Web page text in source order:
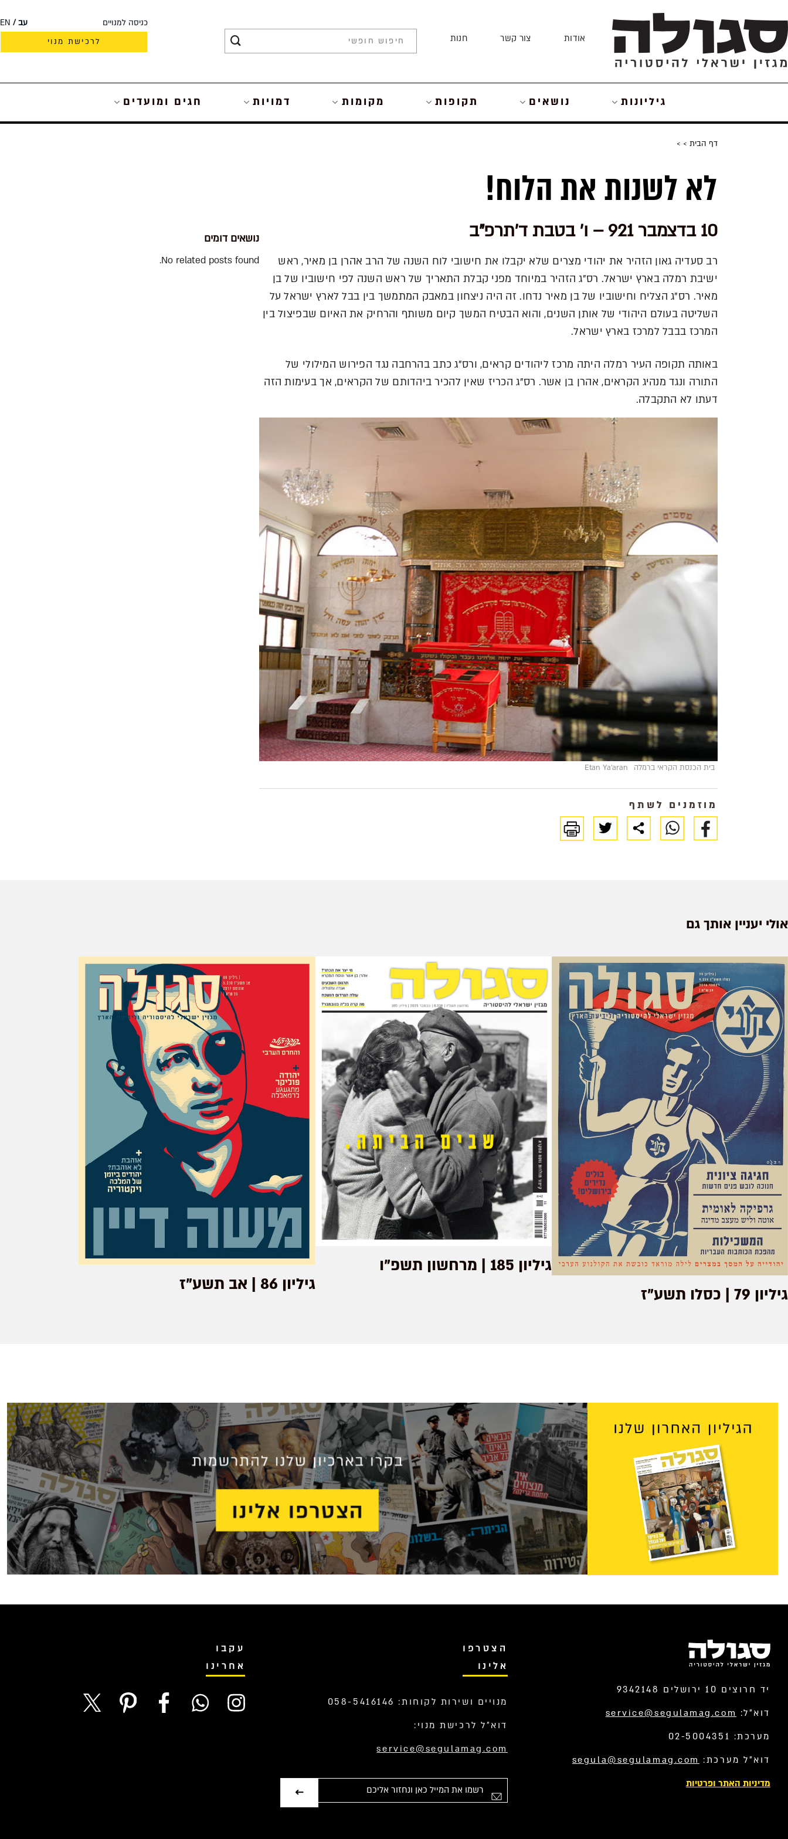
to
content
אודות צור קשר חנות
כניסה למנויים עב
EN
לרכישת מנוי
גיליונות נושאים תקופות מקומות דמויות חגים ומועדים
דף הבית >
>
לא לשנות את הלוח!
10 בדצמבר 921 – ו' בטבת ד'תרפ"ב
רב סעדיה גאון הזהיר את יהודי מצרים שלא יקבלו את חישובי לוח השנה של הרב אהרן בן מאיר, ראש
ישיבת רמלה בארץ ישראל. רס"ג הזהיר במיוחד מפני קבלת התאריך של ראש השנה לפי חישוביו של בן
מאיר. רס"ג הצליח וחישוביו של בן מאיר נדחו. זה היה ניצחון במאבק המתמשך בין בבל לארץ ישראל על
השליטה בעולם היהודי של אותן השנים, והוא הבטיח המשך קיום משותף והרחיק את האיום שבפיצול בין
המרכז בבבל למרכז בארץ ישראל.
באותה תקופה העיר רמלה היתה מרכז ליהודים קראים, ורס"ג כתב בהרחבה נגד הפירוש המילולי של
התורה ונגד מנהיג הקראים, אהרן בן אשר. רס"ג הכריז שאין להכיר ביהדותם של הקראים, אך בעימות הזה
דעתו לא התקבלה.
בית הכנסת הקראי ברמלה Etan Ya'aran
מוזמנים לשתף
נושאים דומים
No related posts found.
אולי יעניין אותך גם
גיליון 79 | כסלו תשע"ז
גיליון 185 | מרחשון תשפ"ו
גיליון 86 | אב תשע"ז
יד חרוצים 10 ירושלים 9342148
דוא”ל: service@segulamag.com
מערכת: 02-5004351
דוא”ל מערכת: segula@segulamag.com
מדיניות האתר ופרטיות
הצטרפו
אלינו
מנויים ושירות לקוחות: 058-5416146
דוא”ל לרכישת מנוי:
service@segulamag.com
עקבו
אחרינו